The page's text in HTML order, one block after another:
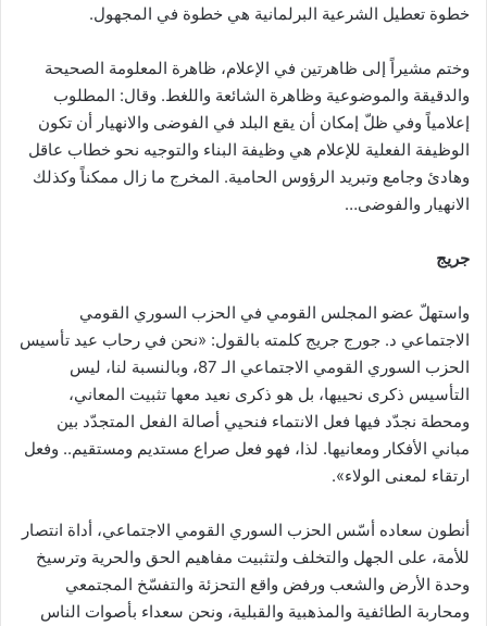
خطوة تعطيل الشرعية البرلمانية هي خطوة في المجهول.
وختم مشيراً إلى ظاهرتين في الإعلام، ظاهرة المعلومة الصحيحة
والدقيقة والموضوعية وظاهرة الشائعة واللغط. وقال: المطلوب
إعلامياً وفي ظلّ إمكان أن يقع البلد في الفوضى والانهيار أن تكون
الوظيفة الفعلية للإعلام هي وظيفة البناء والتوجيه نحو خطاب عاقل
وهادئ وجامع وتبريد الرؤوس الحامية. المخرج ما زال ممكناً وكذلك
الانهيار والفوضى…
جريج
واستهلّ عضو المجلس القومي في الحزب السوري القومي
الاجتماعي د. جورج جريج كلمته بالقول: «نحن في رحاب عيد تأسيس
الحزب السوري القومي الاجتماعي الـ 87، وبالنسبة لنا، ليس
التأسيس ذكرى نحييها، بل هو ذكرى نعيد معها تثبيت المعاني،
ومحطة نجدّد فيها فعل الانتماء فنحيي أصالة الفعل المتجدّد بين
مباني الأفكار ومعانيها. لذا، فهو فعل صراع مستديم ومستقيم.. وفعل
ارتقاء لمعنى الولاء».
أنطون سعاده أسّس الحزب السوري القومي الاجتماعي، أداة انتصار
للأمة، على الجهل والتخلف ولتثبيت مفاهيم الحق والحرية وترسيخ
وحدة الأرض والشعب ورفض واقع التحزئة والتفسّخ المجتمعي
ومحاربة الطائفية والمذهبية والقبلية، ونحن سعداء بأصوات الناس